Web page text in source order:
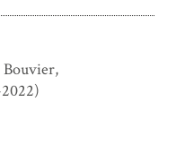
Bouvier,